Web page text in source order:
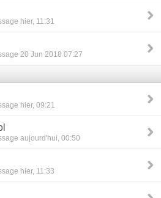
hier, 11:31
20 Jun 2018 07:27
hier, 09:21
aujourd'hui, 00:50
hier, 11:33